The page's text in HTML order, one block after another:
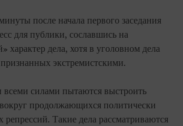
после начала первого заседания
для публики, сославшись на
характер дела, хотя в уголовном дела
экстремистскими.
всеми силами пытаются выстроить
продолжающихся политически
Такие дела рассматриваются